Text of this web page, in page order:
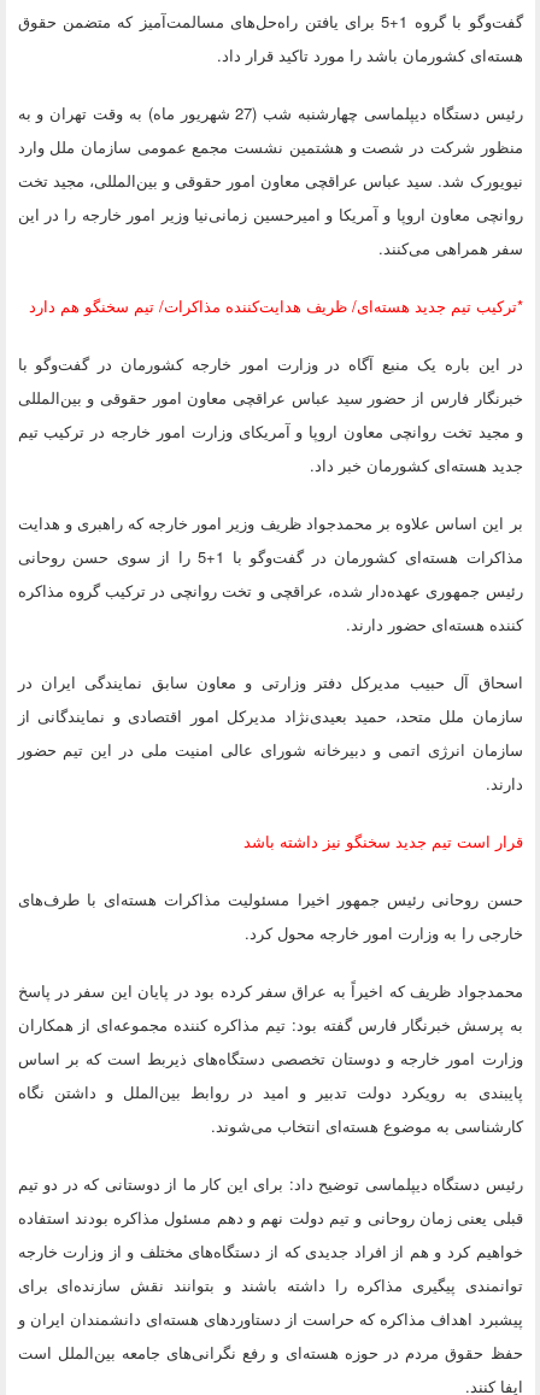
گفت‌وگو با گروه 1+5 برای یافتن راه‌حل‌های مسالمت‌آمیز که متضمن حقوق
هسته‌ای کشورمان باشد را مورد تاکید قرار داد.
رئیس دستگاه دیپلماسی چهارشنبه شب (27 شهریور ماه) به وقت تهران و به
منظور شرکت در شصت و هشتمین نشست مجمع عمومی سازمان ملل وارد
نیویورک شد. سید عباس عراقچی معاون امور حقوقی و بین‌المللی، مجید تخت
روانچی معاون اروپا و آمریکا و امیرحسین زمانی‌نیا وزیر امور خارجه را در این
سفر همراهی می‌کنند.
*ترکیب تیم جدید هسته‌ای/ ظریف هدایت‌کننده مذاکرات/ تیم سخنگو هم دارد
در این باره یک منبع آگاه در وزارت امور خارجه کشورمان در گفت‌وگو با
خبرنگار فارس از حضور سید عباس عراقچی معاون امور حقوقی و بین‌المللی
و مجید تخت روانچی معاون اروپا و آمریکای وزارت امور خارجه در ترکیب تیم
جدید هسته‌ای کشورمان خبر داد.
بر این اساس علاوه بر محمدجواد ظریف وزیر امور خارجه که راهبری و هدایت
مذاکرات هسته‌ای کشورمان در گفت‌وگو با 1+5 را از سوی حسن روحانی
رئیس جمهوری عهده‌دار شده،‌ عراقچی و تخت روانچی در ترکیب گروه مذاکره
کننده هسته‌ای حضور دارند.
اسحاق آل حبیب مدیرکل دفتر وزارتی و معاون سابق نمایندگی ایران در
سازمان ملل متحد، حمید بعیدی‌نژاد مدیرکل امور اقتصادی و نمایندگانی از
سازمان انرژی اتمی و دبیرخانه شورای عالی امنیت ملی در این تیم حضور
دارند.
قرار است تیم جدید سخنگو نیز داشته باشد
حسن روحانی رئیس جمهور اخیرا مسئولیت مذاکرات هسته‌ای با طرف‌های
خارجی را به وزارت امور خارجه محول کرد.
محمدجواد ظریف که اخیراً به عراق سفر کرده بود در پایان این سفر در پاسخ
به پرسش خبرنگار فارس گفته بود: تیم مذاکره کننده مجموعه‌ای از همکاران
وزارت امور خارجه و دوستان تخصصی دستگاه‌های ذیربط است که بر اساس
پایبندی به رویکرد دولت تدبیر و امید در روابط بین‌الملل و داشتن نگاه
کارشناسی به موضوع هسته‌ای انتخاب می‌شوند.
رئیس دستگاه دیپلماسی توضیح داد: برای این کار ما از دوستانی که در دو تیم
قبلی یعنی زمان روحانی و تیم دولت نهم و دهم مسئول مذاکره بودند استفاده
خواهیم کرد و هم از افراد جدیدی که از دستگاه‌های مختلف و از وزارت خارجه
توانمندی پیگیری مذاکره را داشته باشند و بتوانند نقش سازنده‌ای برای
پیشبرد اهداف مذاکره که حراست از دستاوردهای هسته‌ای دانشمندان ایران و
حفظ حقوق مردم در حوزه هسته‌ای و رفع نگرانی‌های جامعه بین‌الملل است
ایفا کنند.